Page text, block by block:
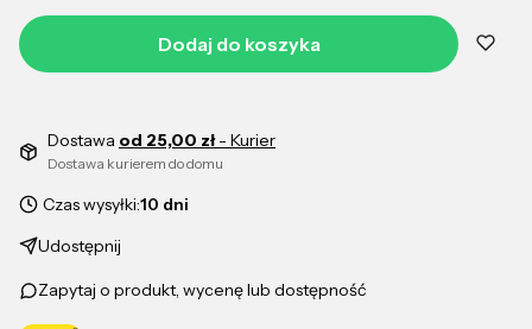
Dodaj do koszyka
Dostawa od 25,00 zł- Kurier
Dostawa kurierem do domu
Czas wysyłki:10 dni
Udostępnij
Zapytaj o produkt, wycenę lub dostępność